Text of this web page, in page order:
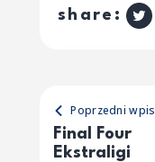
share:
Poprzedni wpis
Final Four
Ekstraligi